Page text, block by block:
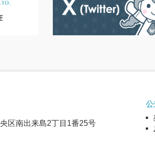
区南出来島2丁目1番25号
公